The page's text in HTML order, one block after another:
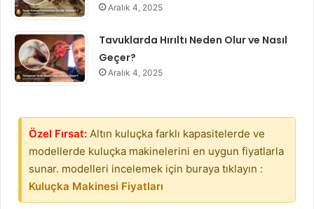
Aralık 4, 2025
Tavuklarda Hırıltı Neden Olur ve Nasıl
Geçer?
Aralık 4, 2025
Özel Fırsat: Altın kuluçka farklı kapasitelerde ve
modellerde kuluçka makinelerini en uygun fiyatlarla
sunar. modelleri incelemek için buraya tıklayın :
Kuluçka Makinesi Fiyatları